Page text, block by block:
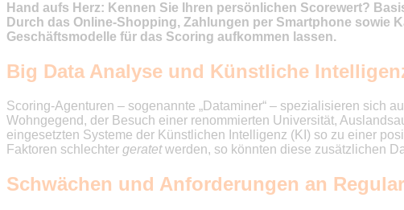
Hand aufs Herz: Kennen Sie Ihren persönlichen Scorewert?
Durch das Online-Shopping, Zahlungen per Smartphone sowie
Geschäftsmodelle für das Scoring aufkommen lassen.
Big Data Analyse und Künstliche
Scoring-Agenturen – sogenannte „Dataminer“ – spezialisieren sich
Wohngegend, der Besuch einer renommierten Universität,
eingesetzten Systeme der Künstlichen Intelligenz (KI) so zu einer
Faktoren schlechter geratetwerden, so könnten diese zusätzlichen
Schwächen und Anforderungen an